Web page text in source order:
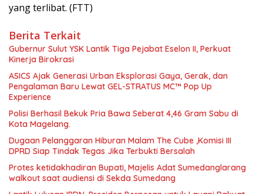
yang terlibat. (FTT)
Berita Terkait
Gubernur Sulut YSK Lantik Tiga Pejabat Eselon II, Perkuat
Kinerja Birokrasi
ASICS Ajak Generasi Urban Eksplorasi Gaya, Gerak, dan
Pengalaman Baru Lewat GEL-STRATUS MC™ Pop Up
Experience
Polisi Berhasil Bekuk Pria Bawa Seberat 4,46 Gram Sabu di
Kota Magelang.
Dugaan Pelanggaran Hiburan Malam The Cube ,Komisi III
DPRD Siap Tindak Tegas Jika Terbukti Bersalah
Protes ketidakhadiran Bupati, Majelis Adat Sumedanglarang
walkout saat audiensi di Sekda Sumedang